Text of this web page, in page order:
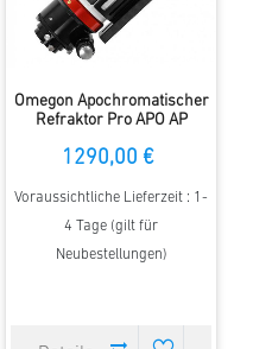
Omegon Apochromatischer
Refraktor Pro APO AP
1290,00 €
Voraussichtliche Lieferzeit : 1-
4 Tage (gilt für
Neubestellungen)